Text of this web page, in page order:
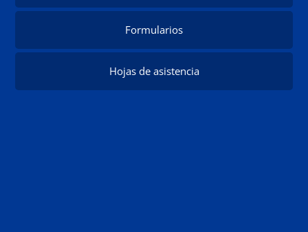
Formularios
Hojas de asistencia